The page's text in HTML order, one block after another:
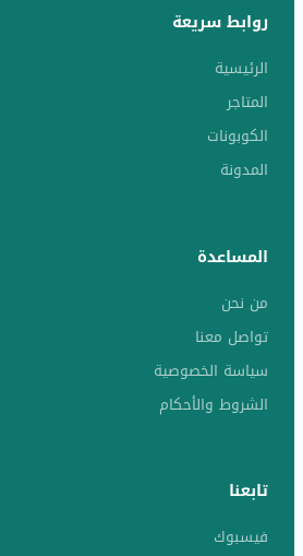
روابط سريعة
الرئيسية
المتاجر
الكوبونات
المدونة
المساعدة
من نحن
تواصل معنا
سياسة الخصوصية
الشروط والأحكام
تابعنا
فيسبوك